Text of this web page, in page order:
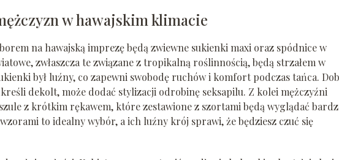
w hawajskim klimacie
na hawajską imprezę będą zwiewne sukienki maxi oraz spódnice w
zwłaszcza te związane z tropikalną roślinnością, będą strzałem w
był luźny, co zapewni swobodę ruchów i komfort podczas tańca.
dekolt, może dodać stylizacji odrobinę seksapilu. Z kolei mężczyźni
z krótkim rękawem, które zestawione z szortami będą wyglądać
to idealny wybór, a ich luźny krój sprawi, że będziesz czuć się